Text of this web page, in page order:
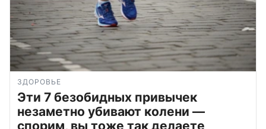
ЗДОРОВЬЕ
Эти 7 безобидных привычек
незаметно убивают колени —
спорим, вы тоже так делаете